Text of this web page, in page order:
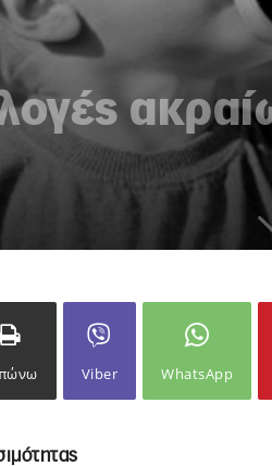
Viber WhatsApp